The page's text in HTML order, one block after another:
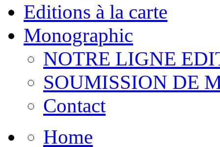
Editions à la carte
Monographic
NOTRE LIGNE
SOUMISSION DE
Contact
Home